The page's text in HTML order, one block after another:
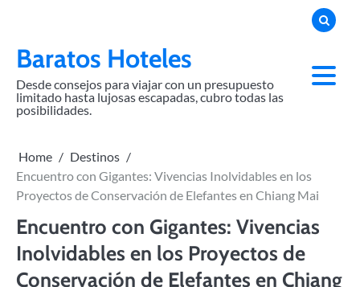
contentBaratos Hoteles
Desde consejos para viajar con un presupuesto
limitado hasta lujosas escapadas, cubro todas las
posibilidades.
Home
Destinos
Encuentro con Gigantes: Vivencias Inolvidables en los
Proyectos de Conservación de Elefantes en Chiang Mai
Encuentro con Gigantes: Vivencias
Inolvidables en los Proyectos de
Conservación de Elefantes en Chiang